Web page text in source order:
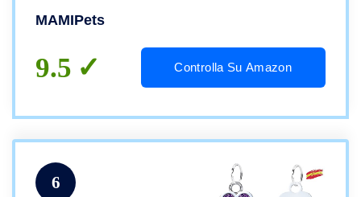
MAMIPets
9.5 Controlla Su Amazon
6